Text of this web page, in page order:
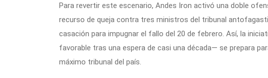
Para revertir este escenario, Andes Iron activó una doble
recurso de queja contra tres ministros del tribunal
casación para impugnar el fallo del 20 de febrero. Así, la
favorable tras una espera de casi una década— se prepara
máximo tribunal del país.